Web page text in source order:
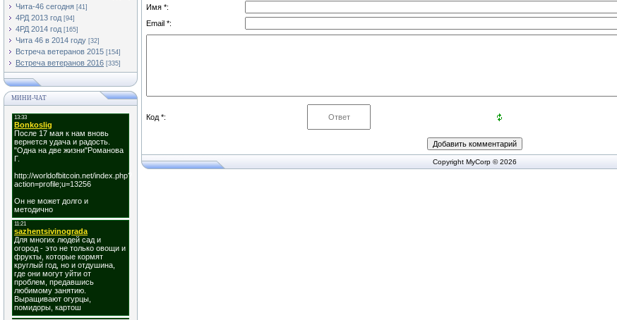
Чита-46 сегодня [41]
4РД 2013 год [94]
4РД 2014 год [165]
Чита 46 в 2014 году [32]
Встреча ветеранов 2015 [154]
Встреча ветеранов 2016 [335]
МИНИ-ЧАТ
Имя *:
Email *:
Код *:
Copyright MyCorp © 2026